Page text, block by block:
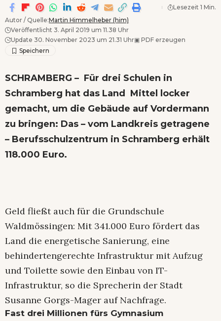
Autor / Quelle:Martin Himmelheber (him)
Veröffentlicht 3. April 2019 um 11.38 Uhr
Update 30. November 2023 um 21.31 Uhr▣ PDF erzeugen
Lesezeit 1 Min.
SCHRAMBERG – Für drei Schulen in
Schramberg hat das Land Mittel locker
gemacht, um die Gebäude auf Vordermann
zu bringen: Das – vom Landkreis getragene
– Berufsschulzentrum in Schramberg erhält
118.000 Euro.
Geld fließt auch für die Grundschule
Waldmössingen: Mit 341.000 Euro fördert das
Land die energetische Sanierung, eine
behindertengerechte Infrastruktur mit Aufzug
und Toilette sowie den Einbau von IT-
Infrastruktur, so die Sprecherin der Stadt
Susanne Gorgs-Mager auf Nachfrage.
Fast drei Millionen fürs Gymnasium